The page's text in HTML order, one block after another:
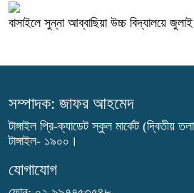
বাসাইলে সুন্না আব্বাছিয়া উচ্চ বিদ্যালয়ে
সম্পাদক: জাফর আহমেদ
টাঙ্গাইল প্রি-ক্যাডেট স্কুল মার্কেট (দ্বিতীয়
টাঙ্গাইল- ১৯০০।
যোগাযোগ